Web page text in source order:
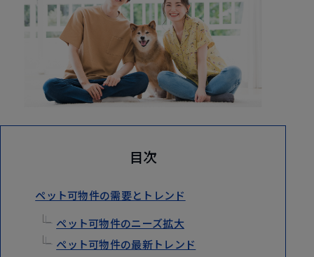
目次
ペット可物件の需要とトレンド
ペット可物件のニーズ拡大
ペット可物件の最新トレンド